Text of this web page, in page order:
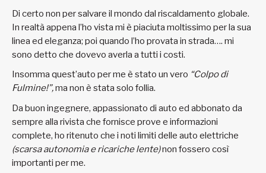
Di certo non per salvare il mondo dal riscaldamento globale.
In realtà appena l’ho vista mi è piaciuta moltissimo per la sua
linea ed eleganza; poi quando l’ho provata in strada…. mi
sono detto che dovevo averla a tutti i costi.
Insomma quest’auto per me è stato un vero “Colpo di
Fulmine!”,ma non è stata solo follia.
Da buon ingegnere, appassionato di auto ed abbonato da
sempre alla rivista che fornisce prove e informazioni
complete, ho ritenuto che i noti limiti delle auto elettriche
(scarsa autonomia e ricariche lente)non fossero così
importanti per me.